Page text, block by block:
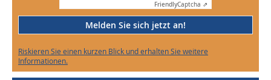
FriendlyCaptcha ⇗
Melden Sie sich jetzt an!
Riskieren Sie einen kurzen Blick und erhalten Sie weitere
Informationen.